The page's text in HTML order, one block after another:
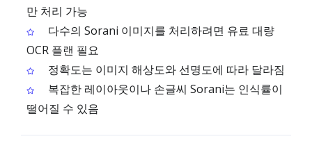
만 처리 가능
다수의 Sorani 이미지를 처리하려면 유료 대량
OCR 플랜 필요
정확도는 이미지 해상도와 선명도에 따라 달라짐
복잡한 레이아웃이나 손글씨 Sorani는 인식률이
떨어질 수 있음